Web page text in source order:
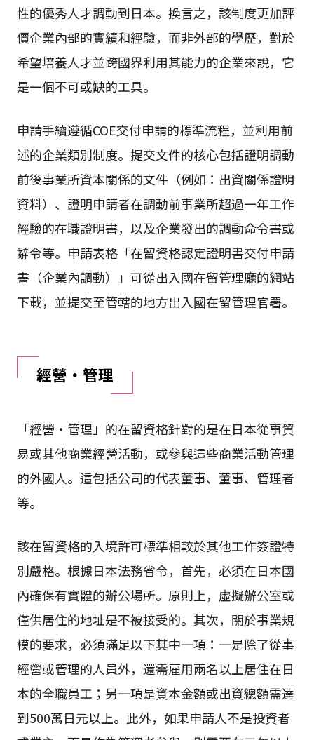
性的優秀人才調動到日本。換言之，該制度更加評
價企業內部的實績和經驗，而非外部的學歷，對於
希望培養人才並跨國界利用其能力的企業來說，它
是一個不可或缺的工具。
申請手續遵循COE交付申請的標準流程，並利用前
述的企業類別制度。提交文件的核心包括證明調動
前後事業所資本關係的文件（例如：出資關係證明
資料）、證明申請者在調動前事業所超過一年工作
經驗的在職證明書，以及企業發出的調動命令書或
辭令等。申請表格「在留資格認定證明書交付申請
書（企業內調動）」可從出入國在留管理廳的網站
下載，並提交至管轄的地方出入國在留管理官署。
經營・管理
「經營・管理」的在留資格針對的是在日本從事貿
易或其他商業經營活動，或參與這些商業活動管理
的外國人。這包括公司的代表董事、董事、管理者
等。
該在留資格的入境許可標準相較於其他工作簽證特
別嚴格。根據日本法務省令，首先，必須在日本國
內確保有實體的辦公場所。原則上，虛擬辦公室或
僅供居住的地址是不被接受的。其次，關於事業規
模的要求，必須滿足以下其中一項：一是除了從事
經營或管理的人員外，還需雇用兩名以上居住在日
本的全職員工；另一項是資本金額或出資總額需達
到500萬日元以上。此外，如果申請人不是投資者